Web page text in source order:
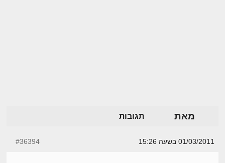
מאת תגובות
01/03/2011 בשעה 15:26 #36394